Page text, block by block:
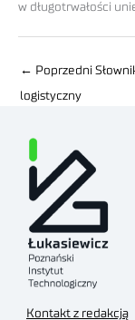
w długotrwałości
← Poprzedni
logistyczny
Kontakt z redakcją